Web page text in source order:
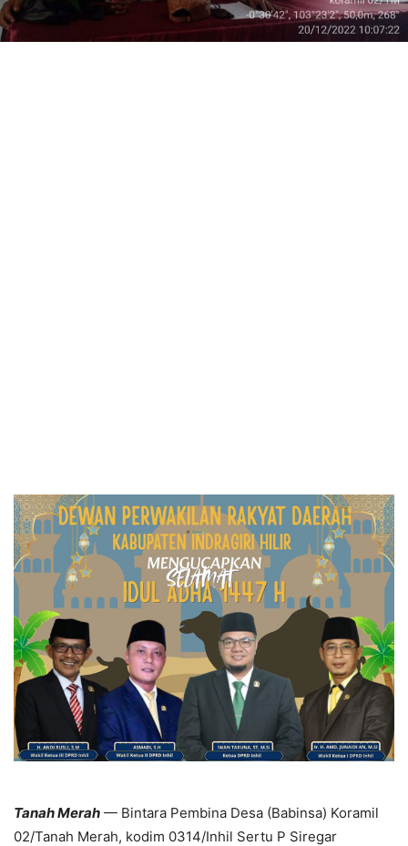
Tanah Merah — Bintara Pembina Desa (Babinsa) Koramil
02/Tanah Merah, kodim 0314/Inhil Sertu P Siregar